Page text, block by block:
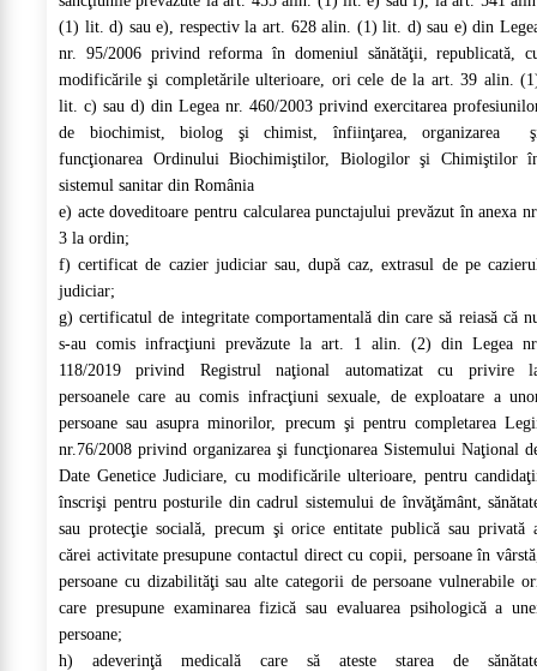
(1) lit. d) sau e), respectiv la art. 628 alin. (1) lit. d) sau e) din
nr. 95/2006 privind reforma în domeniul sănătăţii, republicată,
modificările şi completările ulterioare, ori cele de la art. 39 alin.
lit. c) sau d) din Legea nr. 460/2003 privind exercitarea
de biochimist, biolog şi chimist, înfiinţarea, organizarea
funcţionarea Ordinului Biochimiştilor, Biologilor şi Chimiştilor
sistemul sanitar din România
e) acte doveditoare pentru calcularea punctajului prevăzut în anexa
3 la ordin;
f) certificat de cazier judiciar sau, după caz, extrasul de pe
judiciar;
g) certificatul de integritate comportamentală din care să reiasă că
s-au comis infracţiuni prevăzute la art. 1 alin. (2) din Legea
118/2019 privind Registrul naţional automatizat cu privire
persoanele care au comis infracţiuni sexuale, de exploatare a
persoane sau asupra minorilor, precum şi pentru completarea
nr.76/2008 privind organizarea şi funcţionarea Sistemului Naţional
Date Genetice Judiciare, cu modificările ulterioare, pentru
înscrişi pentru posturile din cadrul sistemului de învăţământ,
sau protecţie socială, precum şi orice entitate publică sau privată
cărei activitate presupune contactul direct cu copii, persoane în
persoane cu dizabilităţi sau alte categorii de persoane vulnerabile
care presupune examinarea fizică sau evaluarea psihologică a
persoane;
h) adeverinţă medicală care să ateste starea de